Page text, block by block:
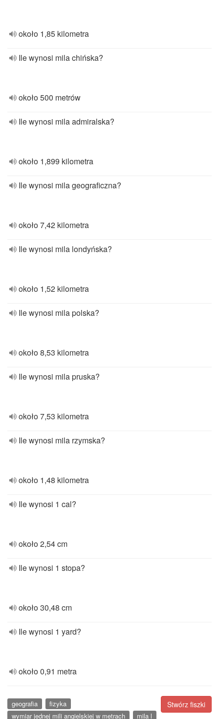
około 1,85 kilometra
Ile wynosi mila chińska?
około 500 metrów
Ile wynosi mila admiralska?
około 1,899 kilometra
Ile wynosi mila geograficzna?
około 7,42 kilometra
Ile wynosi mila londyńska?
około 1,52 kilometra
Ile wynosi mila polska?
około 8,53 kilometra
Ile wynosi mila pruska?
około 7,53 kilometra
Ile wynosi mila rzymska?
około 1,48 kilometra
Ile wynosi 1 cal?
około 2,54 cm
Ile wynosi 1 stopa?
około 30,48 cm
Ile wynosi 1 yard?
około 0,91 metra
Stwórz fiszki
geografia
fizyka
wymiar jednej mili angielskiej w metrach
mila l